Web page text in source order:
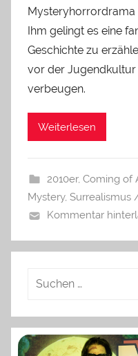
Mysteryhorrordrama
Ihm gelingt es eine
Geschichte zu
vor der Jugendkultur
verbeugen.
Weiterlesen
2010er, Coming of
Mystery, Surrealismus
Kommentar